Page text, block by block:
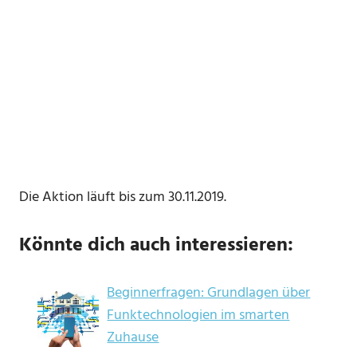
Die Aktion läuft bis zum 30.11.2019.
Könnte dich auch interessieren:
Beginnerfragen: Grundlagen über
Funktechnologien im smarten
Zuhause